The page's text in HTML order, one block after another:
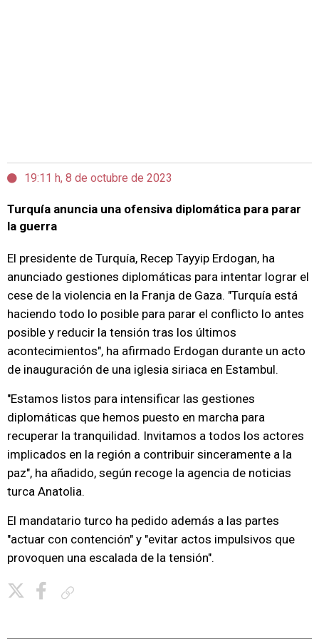
19:11 h, 8 de octubre de 2023
Turquía anuncia una ofensiva diplomática para parar
la guerra
El presidente de Turquía, Recep Tayyip Erdogan, ha
anunciado gestiones diplomáticas para intentar lograr el
cese de la violencia en la Franja de Gaza. "Turquía está
haciendo todo lo posible para parar el conflicto lo antes
posible y reducir la tensión tras los últimos
acontecimientos", ha afirmado Erdogan durante un acto
de inauguración de una iglesia siriaca en Estambul.
"Estamos listos para intensificar las gestiones
diplomáticas que hemos puesto en marcha para
recuperar la tranquilidad. Invitamos a todos los actores
implicados en la región a contribuir sinceramente a la
paz", ha añadido, según recoge la agencia de noticias
turca Anatolia.
El mandatario turco ha pedido además a las partes
"actuar con contención" y "evitar actos impulsivos que
provoquen una escalada de la tensión".